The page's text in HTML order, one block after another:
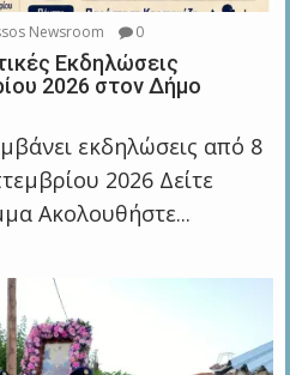
Newsroom 0
Εκδηλώσεις
2026 στον Δήμο
εκδηλώσεις από 8
2026 Δείτε
Ακολουθήστε...